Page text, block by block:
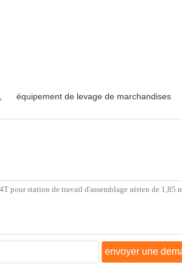
équipement de levage de marchandises
envoyer une